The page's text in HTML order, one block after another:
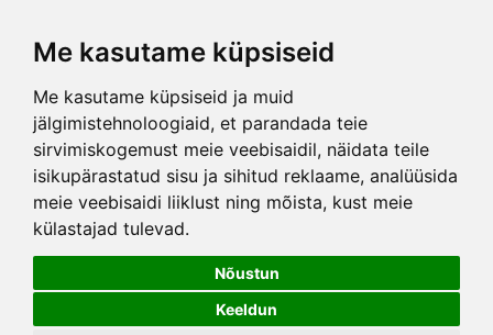
Me kasutame küpsiseid
Me kasutame küpsiseid ja muid
jälgimistehnoloogiaid, et parandada teie
sirvimiskogemust meie veebisaidil, näidata teile
isikupärastatud sisu ja sihitud reklaame, analüüsida
meie veebisaidi liiklust ning mõista, kust meie
külastajad tulevad.
Nõustun
Keeldun